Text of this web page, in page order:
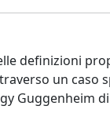
definizioni
un caso
Guggenheim di